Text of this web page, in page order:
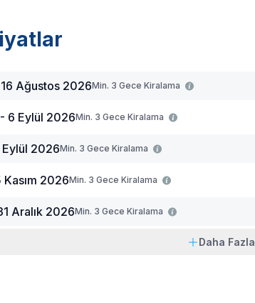
tek kişilik yatak, ortak banyo/wc, klima, elbise
Amerikan mutfağında buzdolabı, çamaşır
Ağustos 2026Min. 3 Gece Kiralama
6 Eylül 2026Min. 3 Gece Kiralama
2026Min. 3 Gece Kiralama
2026Min. 3 Gece Kiralama
Aralık 2026Min. 3 Gece Kiralama
Daha Fazla